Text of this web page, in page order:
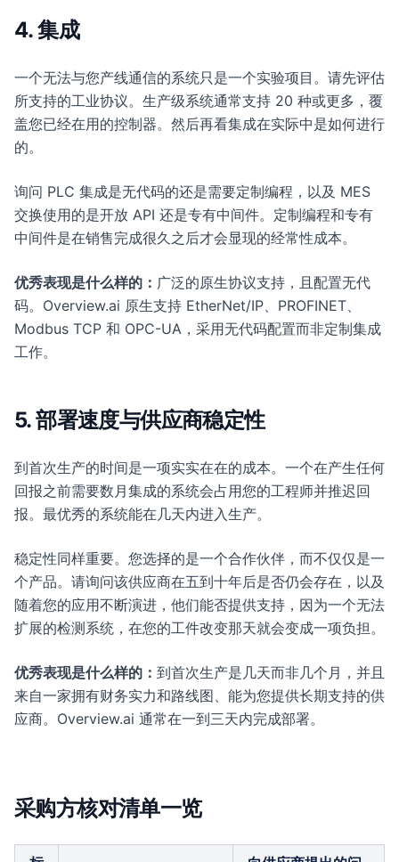
4. 集成
一个无法与您产线通信的系统只是一个实验项目。请先评估
所支持的工业协议。生产级系统通常支持 20 种或更多，覆
盖您已经在用的控制器。然后再看集成在实际中是如何进行
的。
询问 PLC 集成是无代码的还是需要定制编程，以及 MES
交换使用的是开放 API 还是专有中间件。定制编程和专有
中间件是在销售完成很久之后才会显现的经常性成本。
优秀表现是什么样的： 广泛的原生协议支持，且配置无代
码。Overview.ai 原生支持 EtherNet/IP、PROFINET、
Modbus TCP 和 OPC-UA，采用无代码配置而非定制集成
工作。
5. 部署速度与供应商稳定性
到首次生产的时间是一项实实在在的成本。一个在产生任何
回报之前需要数月集成的系统会占用您的工程师并推迟回
报。最优秀的系统能在几天内进入生产。
稳定性同样重要。您选择的是一个合作伙伴，而不仅仅是一
个产品。请询问该供应商在五到十年后是否仍会存在，以及
随着您的应用不断演进，他们能否提供支持，因为一个无法
扩展的检测系统，在您的工件改变那天就会变成一项负担。
优秀表现是什么样的： 到首次生产是几天而非几个月，并且
来自一家拥有财务实力和路线图、能为您提供长期支持的供
应商。Overview.ai 通常在一到三天内完成部署。
采购方核对清单一览